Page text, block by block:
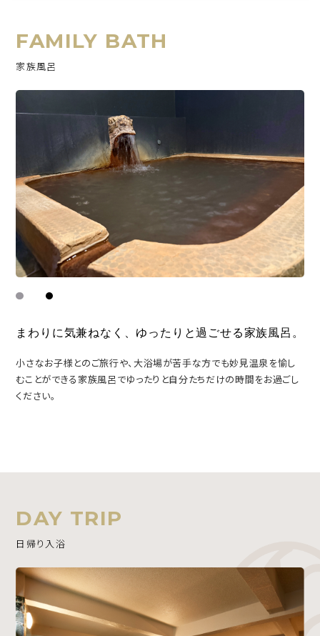
まわりに気兼ねなく、 ゆったりと過ごせる家族風呂。
小さなお子様とのご旅行や、大浴場が苦手な方でも妙見温泉を愉し
むことができる家族風呂でゆったりと自分たちだけの時間をお過ごし
ください。
FAMILY BATH
家族風呂
DAY TRIP
日帰り入浴